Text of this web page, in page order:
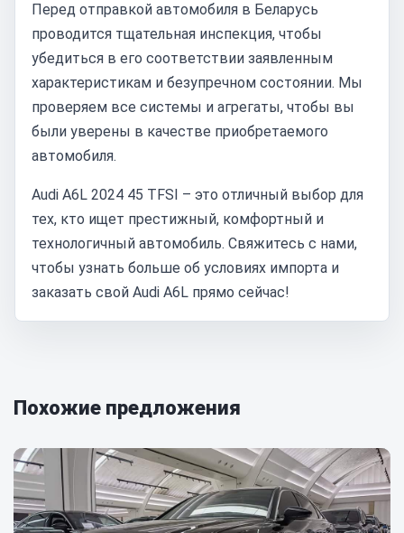
Перед отправкой автомобиля в Беларусь
проводится тщательная инспекция, чтобы
убедиться в его соответствии заявленным
характеристикам и безупречном состоянии. Мы
проверяем все системы и агрегаты, чтобы вы
были уверены в качестве приобретаемого
автомобиля.
Audi A6L 2024 45 TFSI – это отличный выбор для
тех, кто ищет престижный, комфортный и
технологичный автомобиль. Свяжитесь с нами,
чтобы узнать больше об условиях импорта и
заказать свой Audi A6L прямо сейчас!
Похожие предложения